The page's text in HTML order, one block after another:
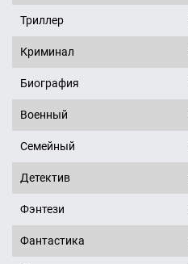
Триллер
Криминал
Биография
Военный
Семейный
Детектив
Фэнтези
Фантастика